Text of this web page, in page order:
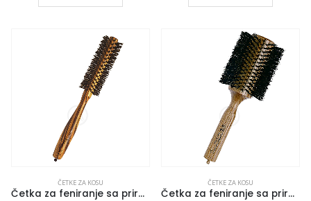
ČETKE ZA KOSU
Četka za feniranje sa prirodnom dlakom ESSENCE 30mm
ČETKE ZA KOSU
Četka za feniranje sa prirodnom dlakom TRIANGOLO 85mm